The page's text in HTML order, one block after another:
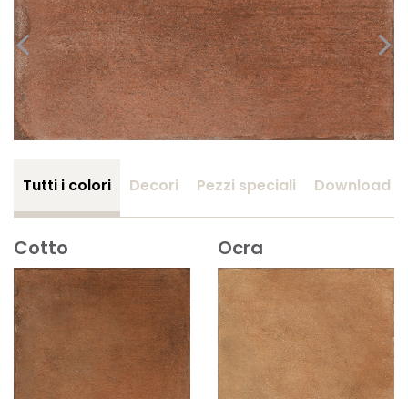
Tutti i colori Decori Pezzi speciali Download
Cotto Ocra